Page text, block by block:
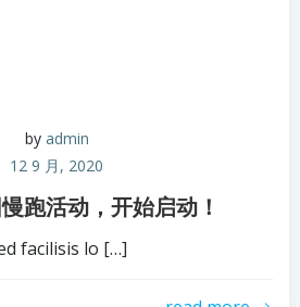
by admin
12 9 月, 2020
跑活动，开始启动！
facilisis lo […]